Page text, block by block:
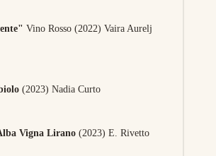
Vino Rosso (2022) Vaira Aurelj
(2023) Nadia Curto
Vigna Lirano(2023) E. Rivetto